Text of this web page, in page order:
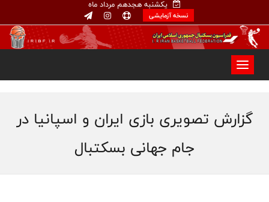
یکشنبه هجدهم مرداد ماه
نسخه آزمایشی
گزارش تصویری بازی ایران و اسپانیا در
جام جهانی بسکتبال